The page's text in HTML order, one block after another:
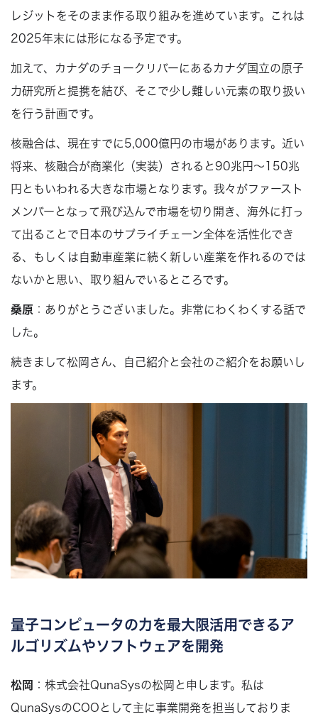
レジットをそのまま作る取り組みを進めています。これは
2025年末には形になる予定です。
加えて、カナダのチョークリバーにあるカナダ国立の原子
力研究所と提携を結び、そこで少し難しい元素の取り扱い
を行う計画です。
核融合は、現在すでに5,000億円の市場があります。近い
将来、核融合が商業化（実装）されると90兆円〜150兆
円ともいわれる大きな市場となります。我々がファースト
メンバーとなって飛び込んで市場を切り開き、海外に打っ
て出ることで日本のサプライチェーン全体を活性化でき
る、もしくは自動車産業に続く新しい産業を作れるのでは
ないかと思い、取り組んでいるところです。
桑原 ：ありがとうございました。非常にわくわくする話で
した。
続きまして松岡さん、自己紹介と会社のご紹介をお願いし
ます。
量子コンピュータの力を最大限活用できるア
ルゴリズムやソフトウェアを開発
松岡
：株式会社QunaSysの松岡と申します。私は
QunaSysのCOOとして主に事業開発を担当しておりま